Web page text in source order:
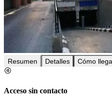
Resumen Detalles Cómo
Acceso sin contacto